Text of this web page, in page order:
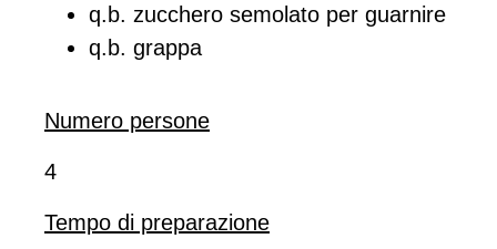
q.b. zucchero semolato per guarnire
q.b. grappa
Numero persone
4
Tempo di preparazione